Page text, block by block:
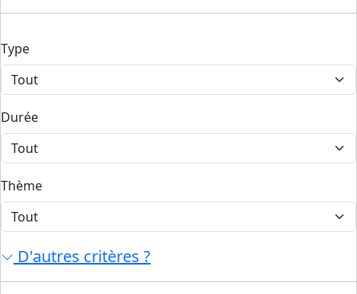
Type
Durée
Thème
D'autres critères ?